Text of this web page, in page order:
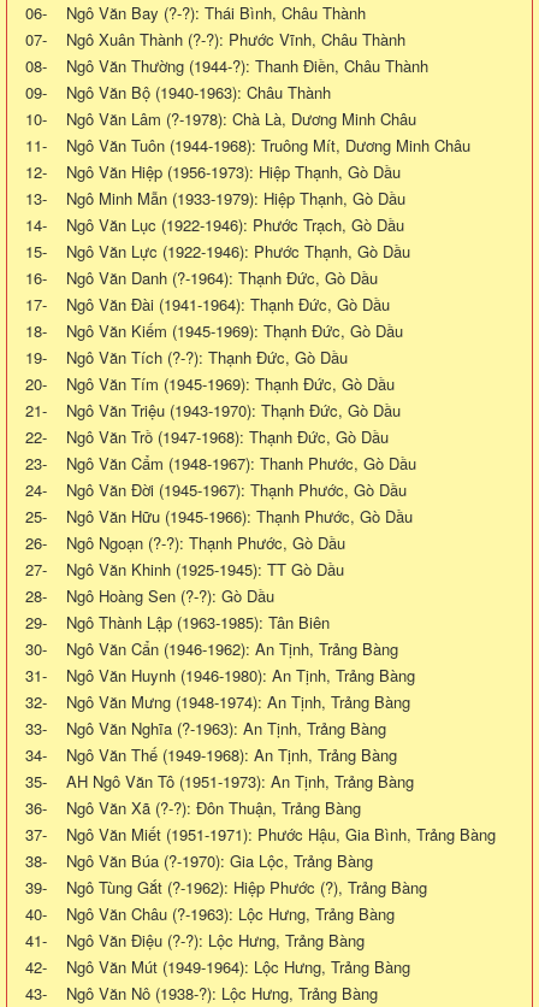
06- Ngô Văn Bay (?-?): Thái Bình, Châu Thành
07- Ngô Xuân Thành (?-?): Phước Vĩnh, Châu Thành
08- Ngô Văn Thường (1944-?): Thanh Điền, Châu Thành
09- Ngô Văn Bộ (1940-1963): Châu Thành
10- Ngô Văn Lâm (?-1978): Chà Là, Dương Minh Châu
11- Ngô Văn Tuôn (1944-1968): Truông Mít, Dương Minh Châu
12- Ngô Văn Hiệp (1956-1973): Hiệp Thạnh, Gò Dầu
13- Ngô Minh Mẫn (1933-1979): Hiệp Thạnh, Gò Dầu
14- Ngô Văn Lục (1922-1946): Phước Trạch, Gò Dầu
15- Ngô Văn Lực (1922-1946): Phước Thạnh, Gò Dầu
16- Ngô Văn Danh (?-1964): Thạnh Đức, Gò Dầu
17- Ngô Văn Đài (1941-1964): Thạnh Đức, Gò Dầu
18- Ngô Văn Kiếm (1945-1969): Thạnh Đức, Gò Dầu
19- Ngô Văn Tích (?-?): Thạnh Đức, Gò Dầu
20- Ngô Văn Tím (1945-1969): Thạnh Đức, Gò Dầu
21- Ngô Văn Triệu (1943-1970): Thạnh Đức, Gò Dầu
22- Ngô Văn Trồ (1947-1968): Thạnh Đức, Gò Dầu
23- Ngô Văn Cẩm (1948-1967): Thanh Phước, Gò Dầu
24- Ngô Văn Đời (1945-1967): Thạnh Phước, Gò Dầu
25- Ngô Văn Hữu (1945-1966): Thạnh Phước, Gò Dầu
26- Ngô Ngoạn (?-?): Thạnh Phước, Gò Dầu
27- Ngô Văn Khinh (1925-1945): TT Gò Dầu
28- Ngô Hoàng Sen (?-?): Gò Dầu
29- Ngô Thành Lập (1963-1985): Tân Biên
30- Ngô Văn Cẩn (1946-1962): An Tịnh, Trảng Bàng
31- Ngô Văn Huynh (1946-1980): An Tịnh, Trảng Bàng
32- Ngô Văn Mưng (1948-1974): An Tịnh, Trảng Bàng
33- Ngô Văn Nghĩa (?-1963): An Tịnh, Trảng Bàng
34- Ngô Văn Thế (1949-1968): An Tịnh, Trảng Bàng
35- AH Ngô Văn Tô (1951-1973): An Tịnh, Trảng Bàng
36- Ngô Văn Xã (?-?): Đôn Thuận, Trảng Bàng
37- Ngô Văn Miết (1951-1971): Phước Hậu, Gia Bình, Trảng Bàng
38- Ngô Văn Búa (?-1970): Gia Lộc, Trảng Bàng
39- Ngô Tùng Gắt (?-1962): Hiệp Phước (?), Trảng Bàng
40- Ngô Văn Châu (?-1963): Lộc Hưng, Trảng Bàng
41- Ngô Văn Điệu (?-?): Lộc Hưng, Trảng Bàng
42- Ngô Văn Mút (1949-1964): Lộc Hưng, Trảng Bàng
43- Ngô Văn Nô (1938-?): Lộc Hưng, Trảng Bàng